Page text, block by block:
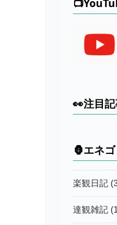
👀注目
🦍エネ
楽観日記
達観雑記